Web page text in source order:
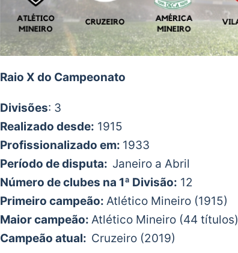
Raio X do Campeonato
Divisões: 3
Realizado desde: 1915
Profissionalizado em: 1933
Período de disputa: Janeiro a Abril
Número de clubes na 1ª Divisão: 12
Primeiro campeão: Atlético Mineiro (1915)
Maior campeão: Atlético Mineiro (44 títulos)
Campeão atual: Cruzeiro (2019)